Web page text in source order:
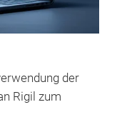
der
Rigil zum